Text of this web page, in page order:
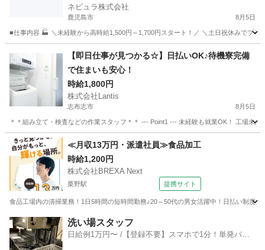
【139985】
ネビュラ株式会社
鹿児島市 8月5日
■仕事内容 🏭 ＼未経験から高時給1,500円～1,700円スタート！／ ＼土日祝休みでプ
鹿児島市 軽作業 オンライン
【即日仕事が見つかる☆】日払いOK♪待機寮完備
で住まいも安心！
時給1,800円
株式会社Lantis
志布志市 8月5日
＊＊組み立て・検査などの作業スタッフ＊＊ --- Point1 --- 未経験も就業OK！ 工場未
鹿児島 志布志市 工場 スタッフ
≪月収13万円・派遣社員≫食品加工
時給1,200円
株式会社BREXA Next
栗野駅 提携サイト
食品工場内の清掃業務！1日5時間の短時間勤務♪20～50代の男女活躍中！日払い制度
鹿児島 伊佐市 栗野駅 その他
洗い場スタッフ
日給例1万円〜 /【登録不要】スマホで1分！単発バイ